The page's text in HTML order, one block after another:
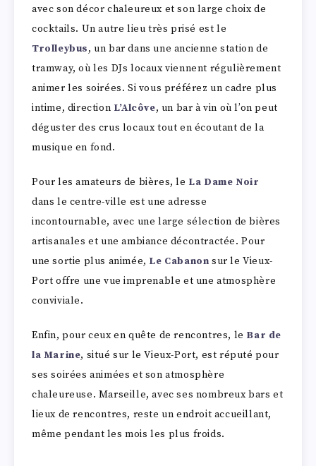
avec son décor chaleureux et son large choix de
cocktails. Un autre lieu très prisé est le
Trolleybus, un bar dans une ancienne station de
tramway, où les DJs locaux viennent régulièrement
animer les soirées. Si vous préférez un cadre plus
intime, direction L’Alcôve, un bar à vin où l’on peut
déguster des crus locaux tout en écoutant de la
musique en fond.
Pour les amateurs de bières, le La Dame Noir
dans le centre-ville est une adresse
incontournable, avec une large sélection de bières
artisanales et une ambiance décontractée. Pour
une sortie plus animée, Le Cabanon sur le Vieux-
Port offre une vue imprenable et une atmosphère
conviviale.
Enfin, pour ceux en quête de rencontres, le Bar de
la Marine, situé sur le Vieux-Port, est réputé pour
ses soirées animées et son atmosphère
chaleureuse. Marseille, avec ses nombreux bars et
lieux de rencontres, reste un endroit accueillant,
même pendant les mois les plus froids.